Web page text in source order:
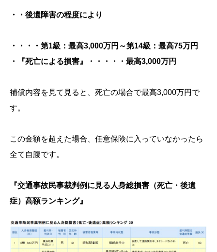
・・後遺障害の程度により
・・・・第1級：最高3,000万円～第14級：最高75万円
・『死亡による損害』・・・・・最高3,000万円
補償内容を見て見ると、死亡の場合で最高3,000万円で
す。
この金額を超えた場合、任意保険に入っていなかったら
全て自腹です。
『交通事故民事裁判例に見る人身総損害（死亡・後遺
症）高額ランキング』